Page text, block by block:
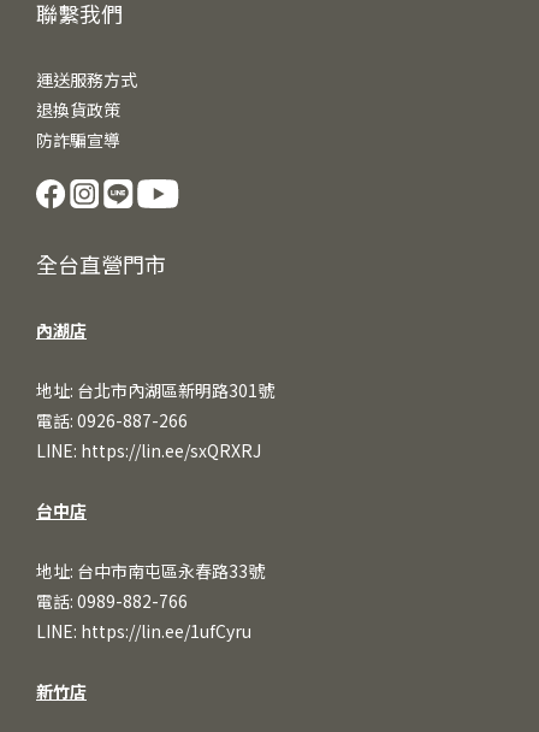
聯繫我們
運送服務方式
退換貨政策
防詐騙宣導
全台直營門市
內湖店
地址: 台北市內湖區新明路301號
電話: 0926-887-266
LINE: https://lin.ee/sxQRXRJ
台中店
地址: 台中市南屯區永春路33號
電話: 0989-882-766
LINE: https://lin.ee/1ufCyru
新竹店